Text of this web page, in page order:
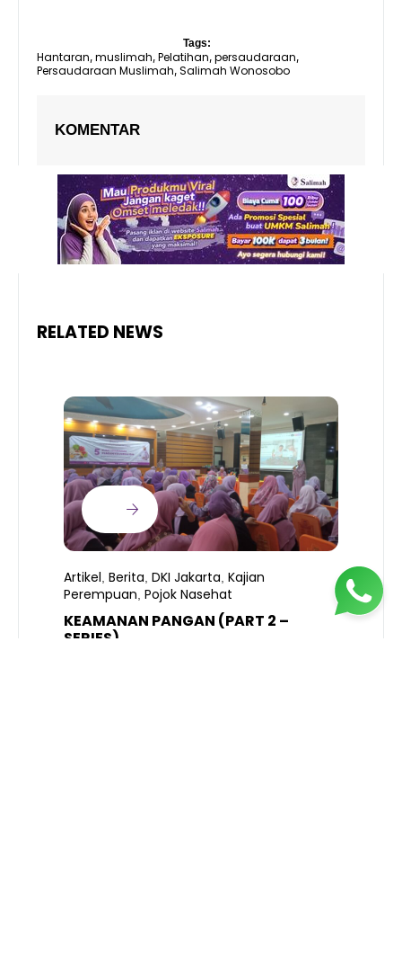
Tags:
Hantaran, muslimah, Pelatihan, persaudaraan,
Persaudaraan Muslimah, Salimah Wonosobo
KOMENTAR
RELATED NEWS
Artikel Berita DKI Jakarta Kajian
Perempuan Pojok Nasehat
KEAMANAN PANGAN (PART 2 –
SERIES)